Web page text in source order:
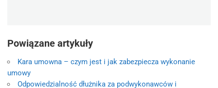
Powiązane artykuły
Kara umowna – czym jest i jak zabezpiecza wykonanie
umowy
Odpowiedzialność dłużnika za podwykonawców i